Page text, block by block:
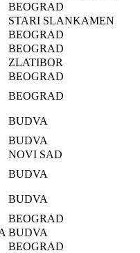
BEOGRAD
STARI SLANKAMEN
BEOGRAD
BEOGRAD
ZLATIBOR
BEOGRAD
BEOGRAD
BUDVA
BUDVA
NOVI SAD
BUDVA
BUDVA
BEOGRAD
BUDVA
BEOGRAD